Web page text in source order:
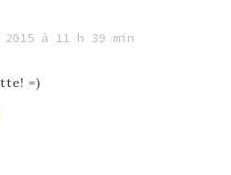
2015 à 11 h 39 min
=)